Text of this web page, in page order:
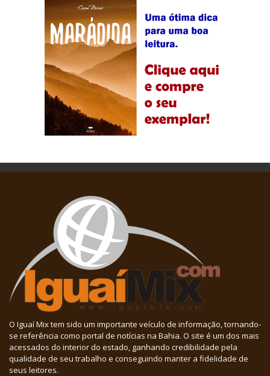
O Iguaí Mix tem sido um importante veículo de informação, tornando-
se referência como portal de notícias na Bahia. O site é um dos mais
acessados do interior do estado, ganhando credibilidade pela
qualidade de seu trabalho e conseguindo manter a fidelidade de
seus leitores.